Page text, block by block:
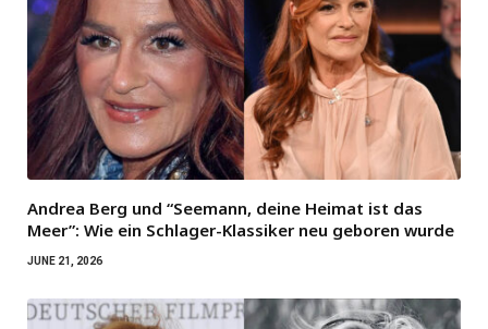
Andrea Berg und “Seemann, deine Heimat ist das
Meer”: Wie ein Schlager-Klassiker neu geboren wurde
JUNE 21, 2026